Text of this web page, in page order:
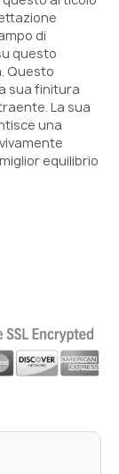
di
questo
Questo
sua finitura
La sua
una
equilibrio